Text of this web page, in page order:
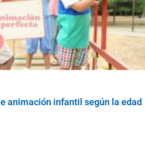
animación infantil según la edad